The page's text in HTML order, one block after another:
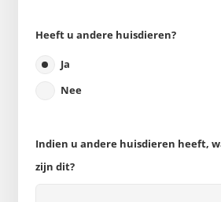
Heeft u andere huisdieren?
Ja
Nee
Indien u andere huisdieren heeft,
zijn dit?